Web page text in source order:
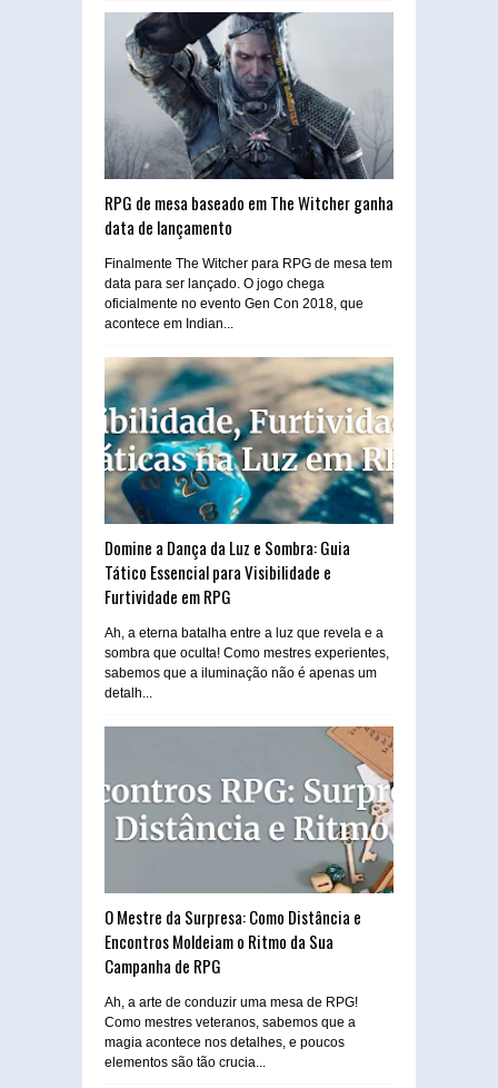
RPG de mesa baseado em The Witcher ganha
data de lançamento
Finalmente The Witcher para RPG de mesa tem
data para ser lançado. O jogo chega
oficialmente no evento Gen Con 2018, que
acontece em Indian...
Domine a Dança da Luz e Sombra: Guia
Tático Essencial para Visibilidade e
Furtividade em RPG
Ah, a eterna batalha entre a luz que revela e a
sombra que oculta! Como mestres experientes,
sabemos que a iluminação não é apenas um
detalh...
O Mestre da Surpresa: Como Distância e
Encontros Moldeiam o Ritmo da Sua
Campanha de RPG
Ah, a arte de conduzir uma mesa de RPG!
Como mestres veteranos, sabemos que a
magia acontece nos detalhes, e poucos
elementos são tão crucia...